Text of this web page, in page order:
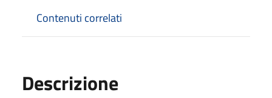
Contenuti correlati
Descrizione